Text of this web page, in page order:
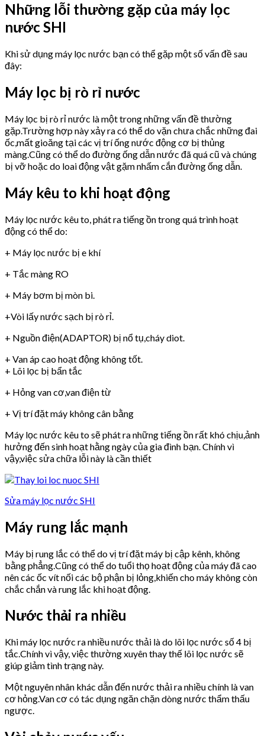
Những lỗi thường gặp của máy lọc
nước SHI
Khi sử dụng máy lọc nước bạn có thể gặp một số vấn đề sau
đây:
Máy lọc bị rò rỉ nước
Máy lọc bị rò rỉ nước là một trong những vấn đề thường
gặp.Trường hợp này xảy ra có thể do vặn chưa chắc những đai
ốc,mất gioăng tại các vị trí ống nước động cơ bị thủng
màng.Cũng có thể do đường ống dẫn nước đã quá cũ và chúng
bị vỡ hoặc do loai động vật gặm nhấm cắn đường ống dẫn.
Máy kêu to khi hoạt động
Máy lọc nước kêu to, phát ra tiếng ồn trong quá trình hoạt
động có thể do:
+ Máy lọc nước bị e khí
+ Tắc màng RO
+ Máy bơm bị mòn bi.
+Vòi lấy nước sạch bị rò rỉ.
+ Nguồn điện(ADAPTOR) bị nổ tụ,cháy diot.
+ Van áp cao hoạt động không tốt.
+ Lõi lọc bị bẩn tắc
+ Hỏng van cơ,van điện từ
+ Vị trí đặt máy không cân bằng
Máy lọc nước kêu to sẽ phát ra những tiếng ồn rất khó chịu,ảnh
hưởng đến sinh hoạt hằng ngày của gia đình bạn. Chính vì
vậy,việc sửa chữa lỗi này là cần thiết
Sửa máy lọc nước SHI
Máy rung lắc mạnh
Máy bị rung lắc có thể do vị trí đặt máy bị cập kênh, không
bằng phẳng.Cũng có thể do tuổi thọ hoạt động của máy đã cao
nên các ốc vít nối các bộ phận bị lỏng,khiến cho máy không còn
chắc chắn và rung lắc khi hoạt động.
Nước thải ra nhiều
Khi máy lọc nước ra nhiều nước thải là do lõi lọc nước số 4 bị
tắc.Chính vì vậy, việc thường xuyên thay thế lõi lọc nước sẽ
giúp giảm tình trạng này.
Một nguyên nhân khác dẫn đến nước thải ra nhiều chính là van
cơ hỏng.Van cơ có tác dụng ngăn chặn dòng nước thẩm thấu
ngược.